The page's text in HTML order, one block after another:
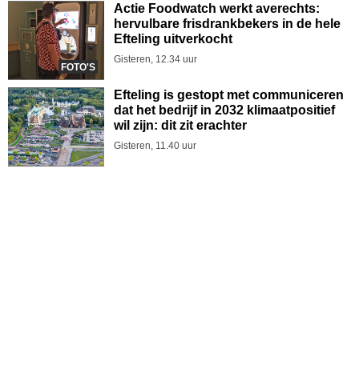
FOTO'S
Actie Foodwatch werkt averechts:
hervulbare frisdrankbekers in de hele
Efteling uitverkocht
Gisteren, 12.34 uur
Efteling is gestopt met communiceren
dat het bedrijf in 2032 klimaatpositief
wil zijn: dit zit erachter
Gisteren, 11.40 uur